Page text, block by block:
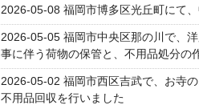
2026-05-08 福岡市博多区光丘町にて
2026-05-05 福岡市中央区那の川で、
事に伴う荷物の保管と、不用品処分の
2026-05-02 福岡市西区吉武で、お寺
不用品回収を行いました